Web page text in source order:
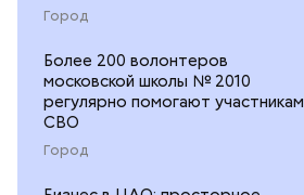
Город
Более 200 волонтеров
московской школы № 2010
регулярно помогают участникам
СВО
Город